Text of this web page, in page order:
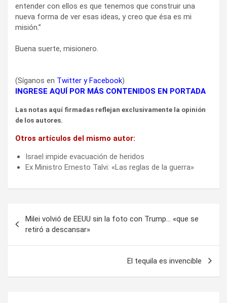
entender con ellos es que tenemos que construir una
nueva forma de ver esas ideas, y creo que ésa es mi
misión.”
Buena suerte, misionero.
(Síganos en Twitter yFacebook)
INGRESE AQUÍ POR MÁS CONTENIDOS EN PORTADA
Las notas aquí firmadas reflejan exclusivamente la opinión
de los autores.
Otros artículos del mismo autor:
Israel impide evacuación de heridos
Ex Ministro Ernesto Talvi: «Las reglas de la guerra»
de
entradas
Milei volvió de EEUU sin la foto con Trump… «que se
retiró a descansar»
El tequila es invencible